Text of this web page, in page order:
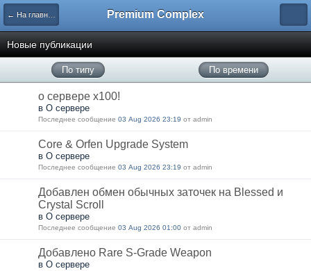
← На главную Premium Complex
Новые публикации
По типу По времени
о сервере x100!
в О сервере
Последнее сообщение 03 Aug 2026 23:19 от admin
Core & Orfen Upgrade System
в О сервере
Последнее сообщение 03 Aug 2026 23:19 от admin
Добавлен обмен обычных заточек на Blessed и
Crystal Scroll
в О сервере
Последнее сообщение 03 Aug 2026 01:00 от admin
Добавлено Rare S-Grade Weapon
в О сервере